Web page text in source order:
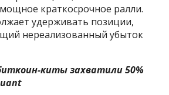
краткосрочное ралли.
удерживать позиции,
нереализованный убыток
киты захватили 50%